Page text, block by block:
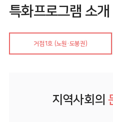
특화프로그램 소개
거점1호 (노원·도봉권)
지역사회의